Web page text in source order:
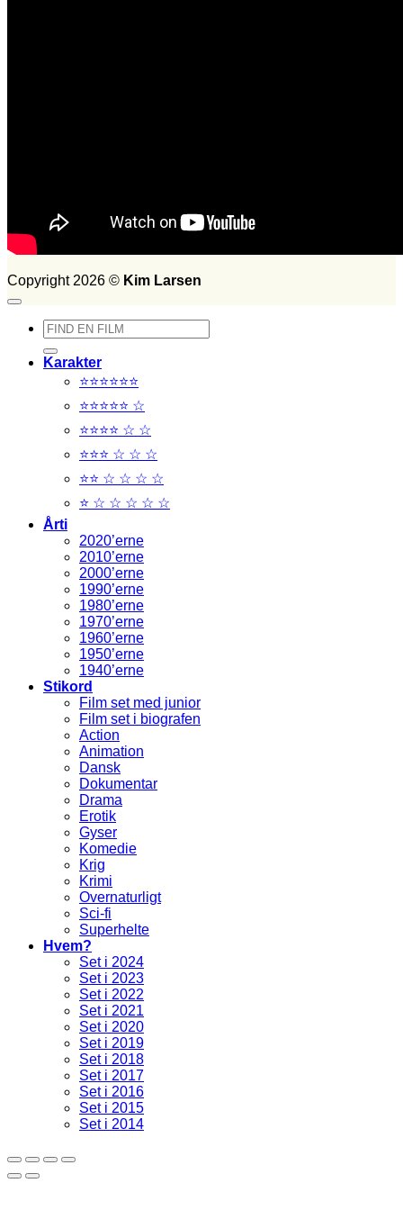
Copyright 2026 © Kim Larsen
Søg
efter:
Karakter
⭐⭐⭐⭐⭐⭐
⭐⭐⭐⭐⭐ ☆
⭐⭐⭐⭐ ☆ ☆
⭐⭐⭐ ☆ ☆ ☆
⭐⭐ ☆ ☆ ☆ ☆
⭐ ☆ ☆ ☆ ☆ ☆
Årti
2020’erne
2010’erne
2000’erne
1990’erne
1980’erne
1970’erne
1960’erne
1950’erne
1940’erne
Stikord
Film set med junior
Film set i biografen
Action
Animation
Dansk
Dokumentar
Drama
Erotik
Gyser
Komedie
Krig
Krimi
Overnaturligt
Sci-fi
Superhelte
Hvem?
Set i 2024
Set i 2023
Set i 2022
Set i 2021
Set i 2020
Set i 2019
Set i 2018
Set i 2017
Set i 2016
Set i 2015
Set i 2014